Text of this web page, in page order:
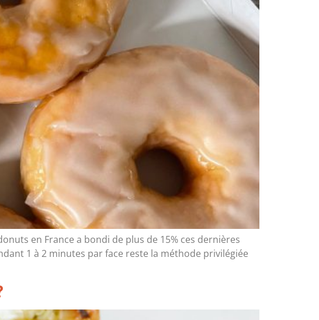
en France a bondi de plus de 15% ces dernières
1 à 2 minutes par face reste la méthode privilégiée